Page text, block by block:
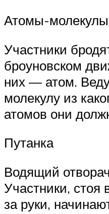
Атомы-молекулы
Участники
броуновском
них — атом.
молекулу из
атомов они
Путанка
Водящий
Участники, стоя
за руки,